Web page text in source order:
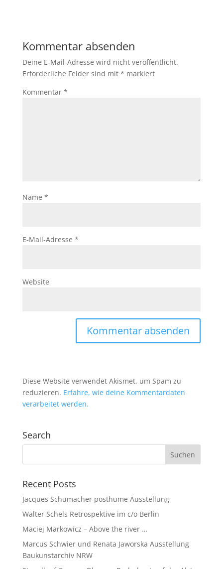
Kommentar absenden
Deine E-Mail-Adresse wird nicht veröffentlicht.
Erforderliche Felder sind mit * markiert
Kommentar *
Name *
E-Mail-Adresse *
Website
Diese Website verwendet Akismet, um Spam zu
reduzieren. Erfahre, wie deine Kommentardaten
verarbeitet werden.
Search
Recent Posts
Jacques Schumacher posthume Ausstellung
Walter Schels Retrospektive im c/o Berlin
Maciej Markowicz – Above the river …
Marcus Schwier und Renata Jaworska Ausstellung
Baukunstarchiv NRW